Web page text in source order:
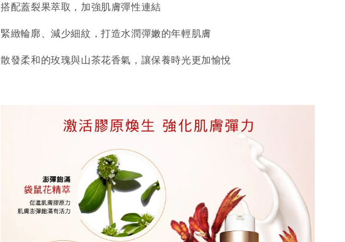
搭配蓋裂果萃取，加強肌膚彈性連結
緊緻輪廓、減少細紋，打造水潤彈嫩的年輕肌膚
散發柔和的玫瑰與山茶花香氣，讓保養時光更加愉悅